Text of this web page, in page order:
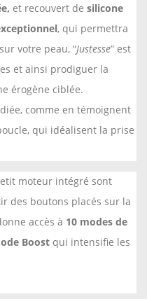
et recouvert de silicone
, qui permettra
votre peau, “Justesse” est
et ainsi prodiguer la
érogène ciblée.
comme en témoignent
qui idéalisent la prise
moteur intégré sont
des boutons placés sur la
accès à 10 modes de
Boost qui intensifie les